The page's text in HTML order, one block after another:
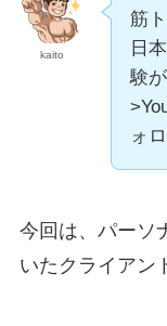
kaito
筋
日
験が
ォ
今回は、パーソ
いたクライアン